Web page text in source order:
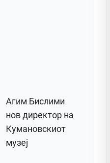
Агим Бислими
нов директор на
Кумановскиот
музеј